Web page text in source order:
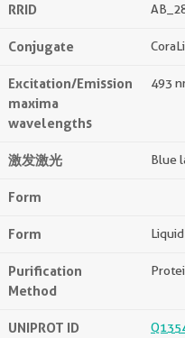
RRID
Conjugate
Excitation/Emission
maxima
wavelengths
493
激发激光 Blue
Form
Form Liquid
Purification
Method
UNIPROT ID